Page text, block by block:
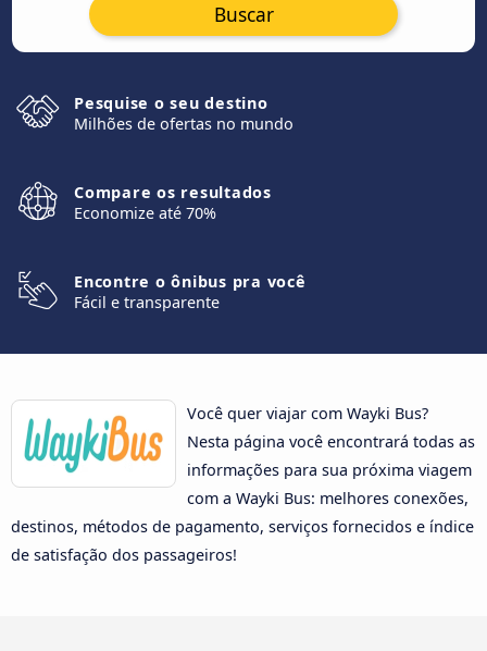
Buscar
Pesquise o seu destino
Milhões de ofertas no mundo
Compare os resultados
Economize até 70%
Encontre o ônibus pra você
Fácil e transparente
Você quer viajar com Wayki Bus?
Nesta página você encontrará todas as
informações para sua próxima viagem
com a Wayki Bus: melhores conexões,
destinos, métodos de pagamento, serviços fornecidos e índice
de satisfação dos passageiros!